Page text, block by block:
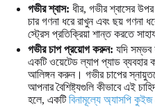
গভীর শ্বাস: ধীর, গভীর শ্বাসের
চার গণনা ধরে রাখুন এবং ছয় গণনা
স্ট্রেস প্রতিক্রিয়া শান্ত করতে
গভীর চাপ প্রয়োগ করুন: যদি সম্ভব
একটি ওয়েটেড ল্যাপ প্যাড
আলিঙ্গন করুন। গভীর চাপের
আপনার বৈশিষ্ট্যগুলি কীভাবে এই
হলে, একটিবিনামূল্যে অ্যাসপি কুইজ